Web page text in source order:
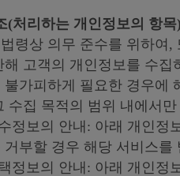
(처리하는 개인정보의 항목)
령상 의무 준수를 위하여
해 고객의 개인정보를 수
불가피하게 필요한 경우에
수집 목적의 범위 내에서
정보의 안내: 아래 개인정
거부할 경우 해당 서비스를
정보의 안내: 아래 개인정